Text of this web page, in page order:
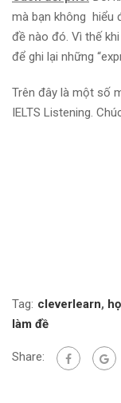
mà bạn không hiểu
đề nào đó. Vì thế
để ghi lại những
Trên đây là một số
IELTS Listening.
Tag: cleverlearn,
làm đề
Share: